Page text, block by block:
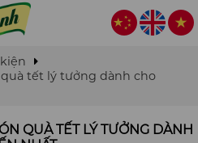
tết lý tưởng dành cho
QUÀ TẾT LÝ TƯỞNG DÀNH